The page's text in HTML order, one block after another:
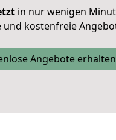
in nur wenigen
kostenfreie
Angebote erhalten